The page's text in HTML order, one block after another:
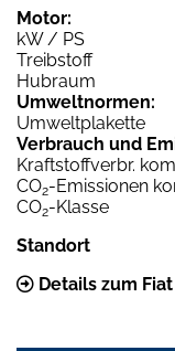
Motor:
kW / PS
Treibstoff
Hubraum
Umweltnormen:
Umweltplakette
Verbrauch und
Kraftstoffverbr.
CO2-Emissionen
CO2-Klasse
Standort
Details zum